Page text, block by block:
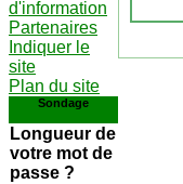
d'information
Partenaires
Indiquer le
site
Plan du site
Sondage
Longueur de
votre mot de
passe ?